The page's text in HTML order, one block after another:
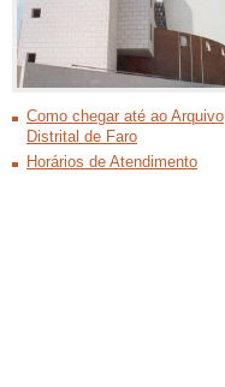
Como chegar até ao Arquivo
Distrital de Faro
Horários de Atendimento